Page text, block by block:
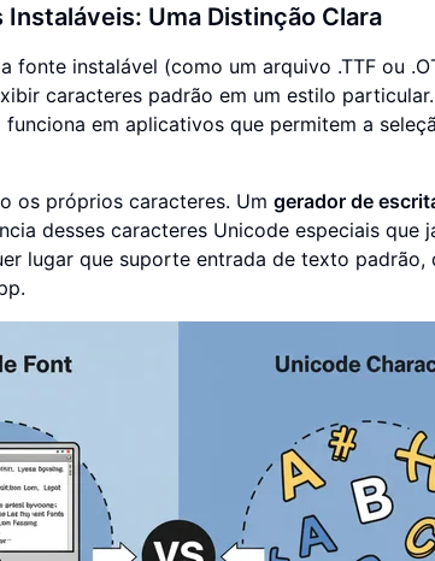
Uma Distinção Clara
fonte instalável (como um arquivo .TTF ou
caracteres padrão em um estilo
em aplicativos que permitem a
os próprios caracteres. Um gerador de
desses caracteres Unicode especiais que
lugar que suporte entrada de texto padrão,